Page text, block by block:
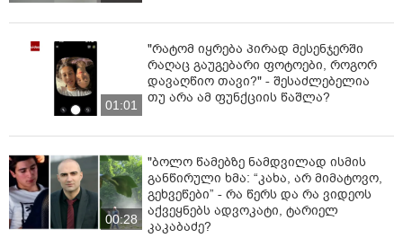
01:01
"რატომ იყრება პირად მესენჯერში
რაღაც გაუგებარი ფოტოები, როგორ
დავაღწიო თავი?" - შესაძლებელია
თუ არა ამ ფუნქციის წაშლა?
00:28
"ბოლო წამებზე ნამდვილად ისმის
განწირული ხმა: “კახა, არ მიმატოვო,
გეხვეწები” - რა წერს და რა ვიდეოს
აქვეყნებს ადვოკატი, ტარიელ
კაკაბაძე?